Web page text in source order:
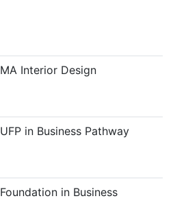
MA Interior Design
UFP in Business Pathway
Foundation in Business